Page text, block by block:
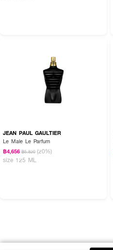
JEAN PAUL GAULTIER
Le Male Le Parfum
฿4,656 ฿5,820 (20%)
size 125 ML